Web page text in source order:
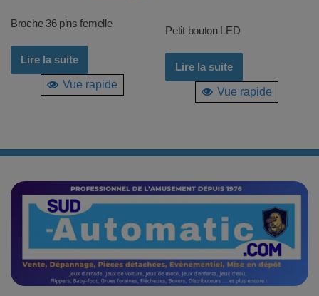
Broche 36 pins femelle
Lire la suite
Vue rapide
Petit bouton LED
Lire la suite
Vue rapide